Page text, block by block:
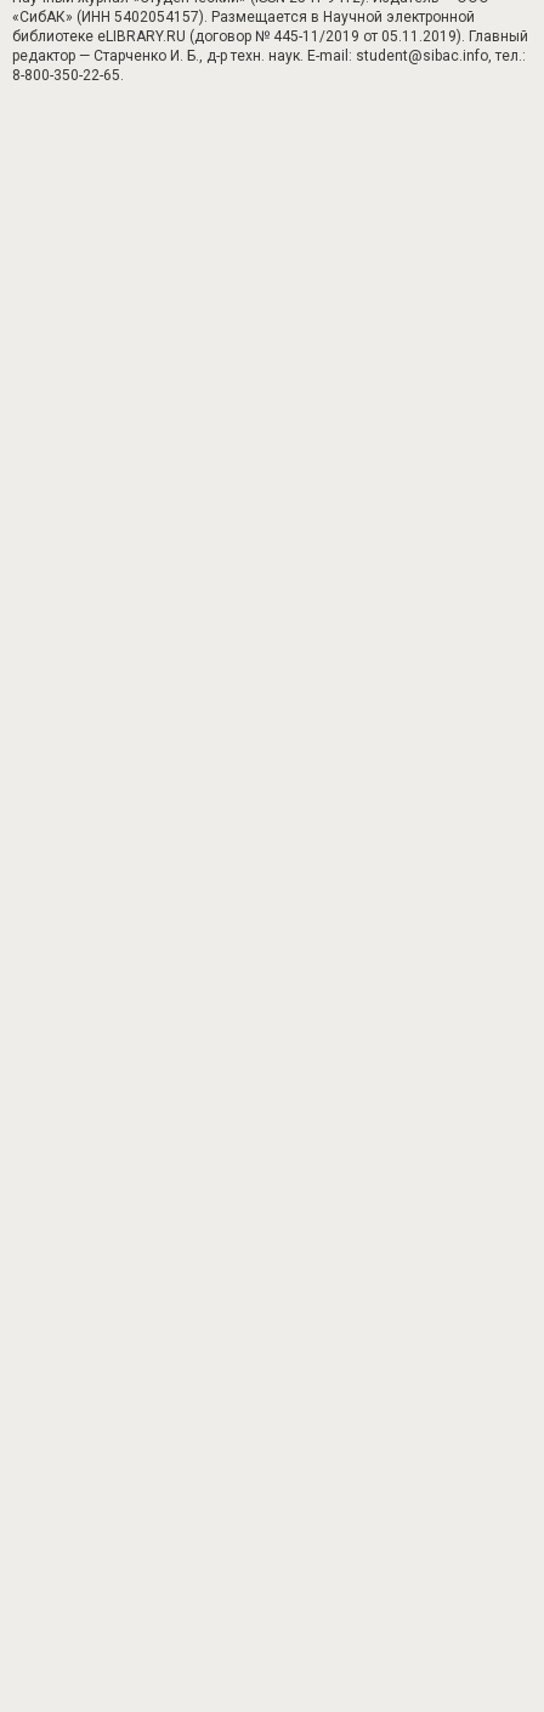
«СибАК» (ИНН 5402054157). Размещается в Научной электронной
библиотеке eLIBRARY.RU (договор № 445-11/2019 от 05.11.2019). Главный
редактор — Старченко И. Б., д-р техн. наук. E-mail: student@sibac.info, тел.:
8-800-350-22-65.